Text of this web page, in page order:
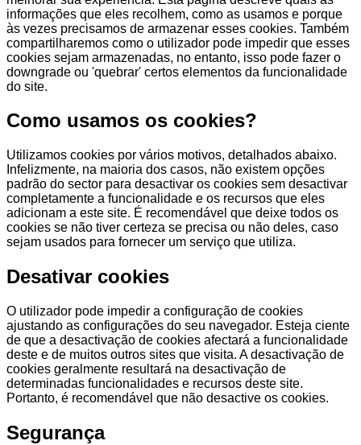
informações que eles recolhem, como as usamos e porque
às vezes precisamos de armazenar esses cookies. Também
compartilharemos como o utilizador pode impedir que esses
cookies sejam armazenadas, no entanto, isso pode fazer o
downgrade ou 'quebrar' certos elementos da funcionalidade
do site.
Como usamos os cookies?
Utilizamos cookies por vários motivos, detalhados abaixo.
Infelizmente, na maioria dos casos, não existem opções
padrão do sector para desactivar os cookies sem desactivar
completamente a funcionalidade e os recursos que eles
adicionam a este site. É recomendável que deixe todos os
cookies se não tiver certeza se precisa ou não deles, caso
sejam usados para fornecer um serviço que utiliza.
Desativar cookies
O utilizador pode impedir a configuração de cookies
ajustando as configurações do seu navegador. Esteja ciente
de que a desactivação de cookies afectará a funcionalidade
deste e de muitos outros sites que visita. A desactivação de
cookies geralmente resultará na desactivação de
determinadas funcionalidades e recursos deste site.
Portanto, é recomendável que não desactive os cookies.
Segurança